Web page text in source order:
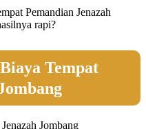
Pemandian Jenazah
rapi?
Tempat